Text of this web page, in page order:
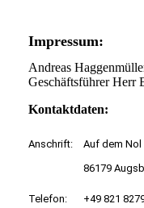
Impressum:
Andreas
Geschäftsführer Herr
Kontaktdaten:
Anschrift:
Auf
86179
Telefon: +49 821